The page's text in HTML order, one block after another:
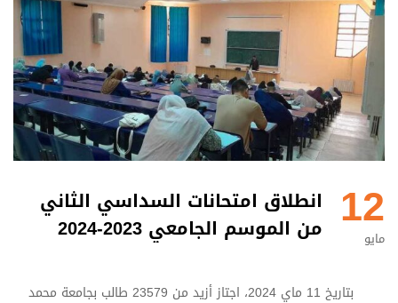
12
مايو
انطلاق امتحانات السداسي الثاني
من الموسم الجامعي 2023-2024
بتاريخ 11 ماي 2024، اجتاز أزيد من 23579 طالب بجامعة محمد